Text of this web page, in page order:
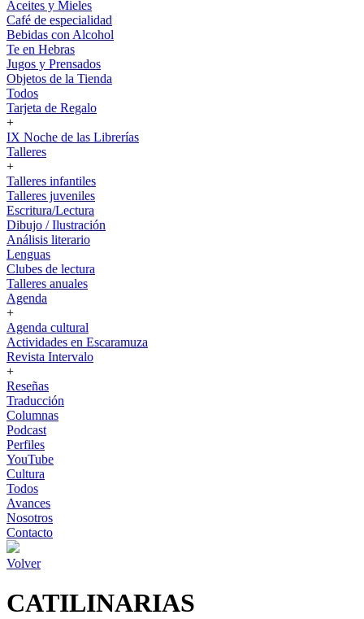
Aceites y Mieles
Café de especialidad
Bebidas con Alcohol
Te en Hebras
Jugos y Prensados
Objetos de la Tienda
Todos
Tarjeta de Regalo
+
IX Noche de las Librerías
Talleres
+
Talleres infantiles
Talleres juveniles
Escritura/Lectura
Dibujo / Ilustración
Análisis literario
Lenguas
Clubes de lectura
Talleres anuales
Agenda
+
Agenda cultural
Actividades en Escaramuza
Revista Intervalo
+
Reseñas
Traducción
Columnas
Podcast
Perfiles
YouTube
Cultura
Todos
Avances
Nosotros
Contacto
Volver
CATILINARIAS